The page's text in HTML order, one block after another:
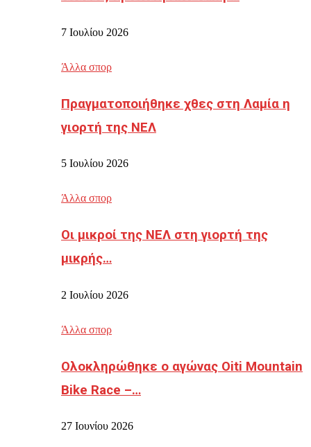
7 Ιουλίου 2026
Άλλα σπορ
Πραγματοποιήθηκε χθες στη Λαμία η
γιορτή της ΝΕΛ
5 Ιουλίου 2026
Άλλα σπορ
Οι μικροί της ΝΕΛ στη γιορτή της
μικρής…
2 Ιουλίου 2026
Άλλα σπορ
Ολοκληρώθηκε ο αγώνας Oiti Mountain
Bike Race –…
27 Ιουνίου 2026